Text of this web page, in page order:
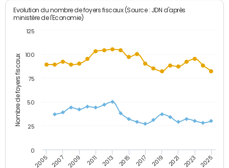
Nombre de foyers fiscaux
Evolution du nombre de foyers fiscaux (Source : JDN d'après
ministère de l'Economie)
2005 2007 2009 2011 2013 2015 2017 2019 2021 2023 2025
0
25
50
75
100
125